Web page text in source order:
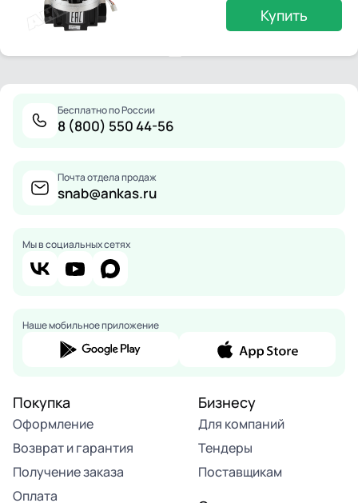
Купить
Бесплатно по России
8 (800) 550 44-56
Почта отдела продаж
snab@ankas.ru
Мы в социальных сетях
Наше мобильное приложение
Покупка
Оформление
Возврат и гарантия
Получение заказа
Оплата
Бизнесу
Для компаний
Тендеры
Поставщикам